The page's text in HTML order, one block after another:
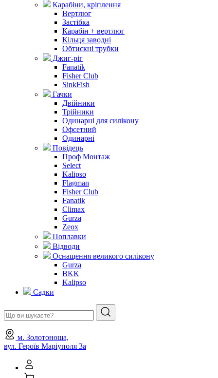
Карабіни, кріплення
Вертлюг
Застібка
Карабін + вертлюг
Кільця заводні
Обтискні трубки
Джиг-ріг
Fanatik
Fisher Club
SinkFish
Гачки
Двійники
Трійники
Одинарні для силікону
Офсетний
Одинарні
Повідець
Проф Монтаж
Select
Kalipso
Flagman
Fisher Club
Fanatik
Climax
Gurza
Zeox
Поплавки
Відводи
Оснащення великого силікону
Gurza
BKK
Kalipso
Садки
м. Золотоноша,
вул. Героїв Маріуполя 3а